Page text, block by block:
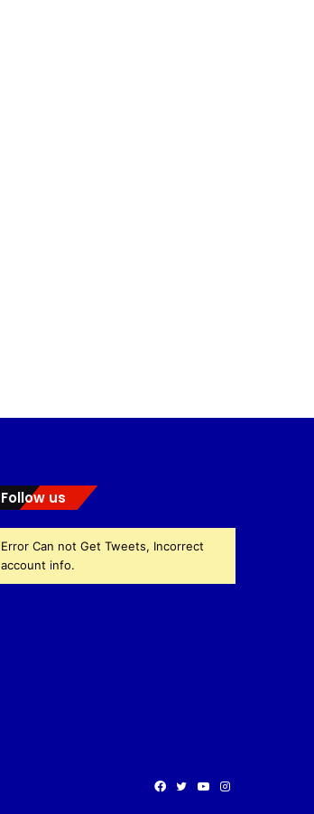
Follow us
Error Can not Get Tweets, Incorrect
account info.
Facebook
TwitterYouTubeInstagram